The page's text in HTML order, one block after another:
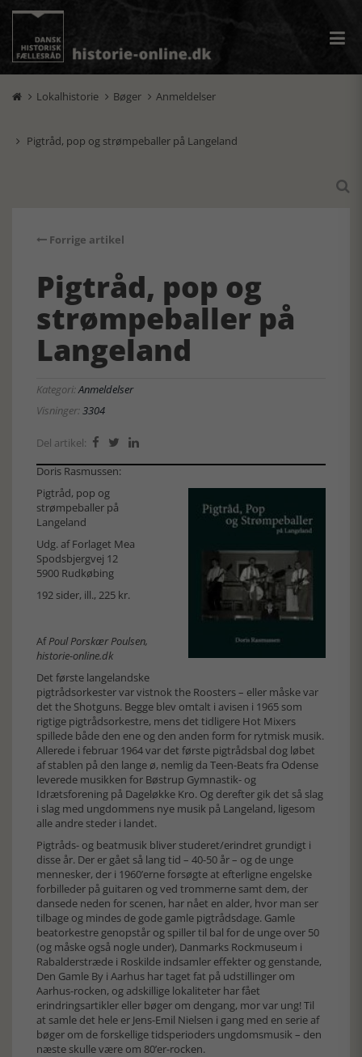
 Lokalhistorie  Bøger  Anmeldelser
 Pigtråd, pop og strømpeballer på Langeland

Forrige artikel
Pigtråd, pop og
strømpeballer på
Langeland
Kategori:Anmeldelser
Visninger:3304
Del artikel:   
Doris Rasmussen:
Pigtråd, pop og
strømpeballer på
Langeland
Udg. af Forlaget Mea
Spodsbjergvej 12
5900 Rudkøbing
192 sider, ill., 225 kr.
AfPoul Porskær Poulsen,
historie-online.dk
Det første langelandske
pigtrådsorkester var vistnok the Roosters – eller måske var
det the Shotguns. Begge blev omtalt i avisen i 1965 som
rigtige pigtrådsorkestre, mens det tidligere Hot Mixers
spillede både den ene og den anden form for rytmisk musik.
Allerede i februar 1964 var det første pigtrådsbal dog løbet
af stablen på den lange ø, nemlig da Teen-Beats fra Odense
leverede musikken for Bøstrup Gymnastik- og
Idrætsforening på Dageløkke Kro. Og derefter gik det så slag
i slag med ungdommens nye musik på Langeland, ligesom
alle andre steder i landet.
Pigtråds- og beatmusik bliver studeret/erindret grundigt i
disse år. Der er gået så lang tid – 40-50 år – og de unge
mennesker, der i 1960’erne forsøgte at efterligne engelske
forbilleder på guitaren og ved trommerne samt dem, der
dansede neden for scenen, har nået en alder, hvor man ser
tilbage og mindes de gode gamle pigtrådsdage. Gamle
beatorkestre genopstår og spiller til bal for de unge over 50
(og måske også nogle under), Danmarks Rockmuseum i
Rabalderstræde i Roskilde indsamler effekter og genstande,
Den Gamle By i Aarhus har taget fat på udstillinger om
Aarhus-rocken, og adskillige lokaliteter har fået
erindringsartikler eller bøger om dengang, mor var ung! Til
at samle det hele er Jens-Emil Nielsen i gang med en serie af
bøger om de forskellige tidsperioders ungdomsmusik – den
næste skulle være om 80’er-rocken.